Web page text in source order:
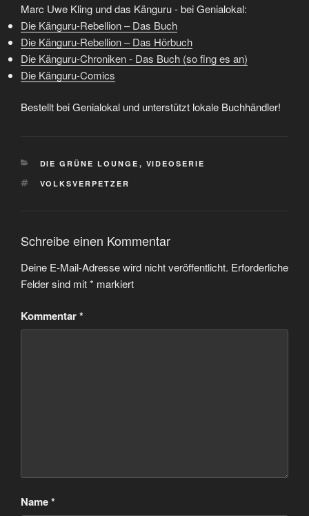
Marc Uwe Kling und das Känguru - bei Genialokal:
Die Känguru-Rebellion – Das Buch
Die Känguru-Rebellion – Das Hörbuch
Die Känguru-Chroniken - Das Buch (so fing es an)
Die Känguru-Comics
Bestellt bei Genialokal und unterstützt lokale Buchhändler!
KATEGORIEN
DIE GRÜNE LOUNGE , VIDEOSERIE
SCHLAGWÖRTER
VOLKSVERPETZER
Schreibe einen Kommentar
Deine E-Mail-Adresse wird nicht veröffentlicht. Erforderliche
Felder sind mit* markiert
Kommentar*
Name*